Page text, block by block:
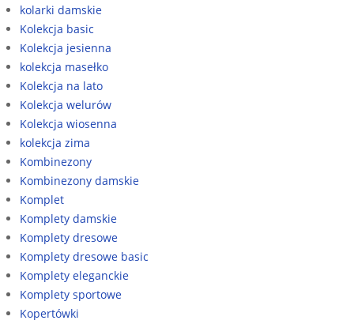
kolarki damskie
Kolekcja basic
Kolekcja jesienna
kolekcja masełko
Kolekcja na lato
Kolekcja welurów
Kolekcja wiosenna
kolekcja zima
Kombinezony
Kombinezony damskie
Komplet
Komplety damskie
Komplety dresowe
Komplety dresowe basic
Komplety eleganckie
Komplety sportowe
Kopertówki